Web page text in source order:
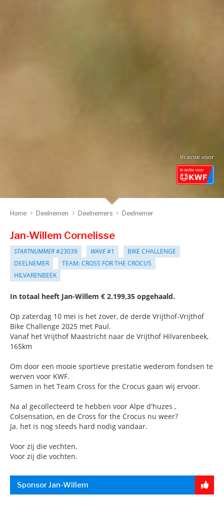
In actie voor
Home Deelnemen Deelnemers Deelnemer
Jan-Willem Cornelisse
STARTNUMMER#23039 WAVE#1
BIKE CHALLENGE
DEELNEMER
TEAM: CROSS FOR THE CROCUS
HILVARENBEEK
In totaal heeft Jan-Willem € 2.199,35 opgehaald.
Op zaterdag 10 mei is het zover, de derde Vrijthof-Vrijthof
Bike Challenge 2025 met Paul.
Vanaf het Vrijthof Maastricht naar de Vrijthof Hilvarenbeek,
165km
Om door een mooie sportieve prestatie wederom fondsen te
werven voor KWF.
Samen in het Team Cross for the Crocus gaan wij ervoor.
Na al gecollecteerd te hebben voor Alpe d'huzes ,
Colsensation, en de Cross for the Crocus nu weer?
Ja. het is nog steeds hard nodig vandaar.
Voor zij die vechten.
Voor zij die vochten.
Sponsor Jan-Willem